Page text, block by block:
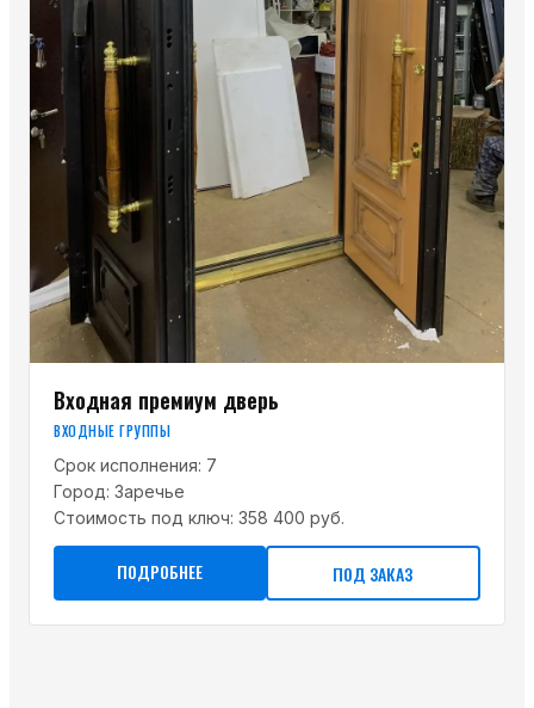
Входная премиум дверь
ВХОДНЫЕ ГРУППЫ
Срок исполнения: 7
Город: Заречье
Стоимость под ключ: 358 400 руб.
ПОДРОБНЕЕ ПОД ЗАКАЗ